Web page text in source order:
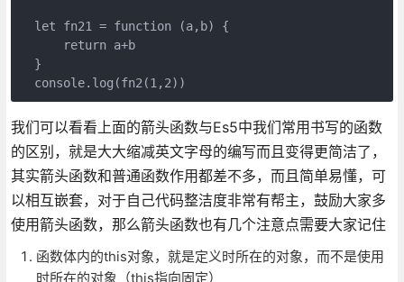
let fn21 = function (a,b) {
return a+b
  }
console.log(fn2(1 , 2))
我们可以看看上面的箭头函数与Es5中我们常用书写的函数
的区别，就是大大缩减英文字母的编写而且变得更简洁了，
其实箭头函数和普通函数作用都差不多，而且简单易懂，可
以相互嵌套，对于自己代码整洁度非常有帮主，鼓励大家多
使用箭头函数，那么箭头函数也有几个注意点需要大家记住
函数体内的this对象，就是定义时所在的对象，而不是使用
时所在的对象（this指向固定）